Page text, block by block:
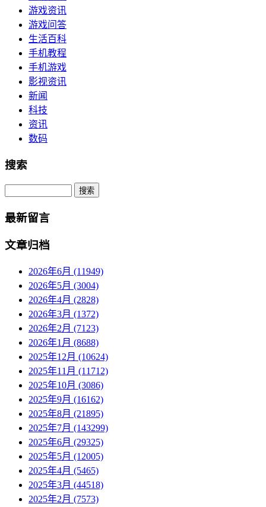
游戏资讯
游戏问答
生活百科
手机教程
手机游戏
影视资讯
新闻
科技
资讯
数码
搜索
Search
最新留言
文章归档
2026年6月 (11949)
2026年5月 (3004)
2026年4月 (2828)
2026年3月 (1372)
2026年2月 (7123)
2026年1月 (8688)
2025年12月 (10624)
2025年11月 (11712)
2025年10月 (3086)
2025年9月 (16162)
2025年8月 (21895)
2025年7月 (143299)
2025年6月 (29325)
2025年5月 (12005)
2025年4月 (5465)
2025年3月 (44518)
2025年2月 (7573)